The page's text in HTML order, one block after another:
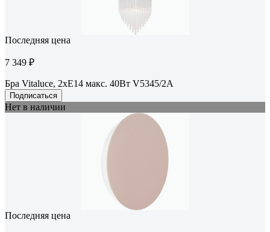
Последняя цена
7 349 ₽
Бра Vitaluce, 2xE14 макс. 40Вт V5345/2A
Подписаться
Нет в наличии
Последняя цена